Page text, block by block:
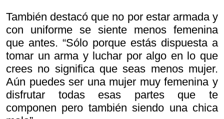
También destacó que no por estar armada y
con uniforme se siente menos femenina
que antes. “Sólo porque estás dispuesta a
tomar un arma y luchar por algo en lo que
crees no significa que seas menos mujer.
Aún puedes ser una mujer muy femenina y
disfrutar todas esas partes que te
componen pero también siendo una chica